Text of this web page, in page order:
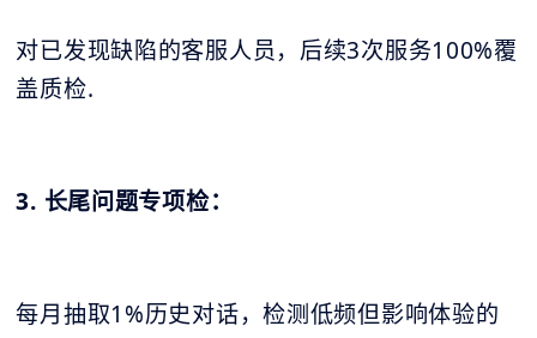
对已发现缺陷的客服人员，后续3次服务100%覆
盖质检.
3. 长尾问题专项检：
每月抽取1%历史对话，检测低频但影响体验的